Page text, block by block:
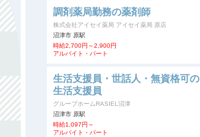
調剤薬局勤務の薬剤師
株式会社アイセイ薬局 アイセイ薬局 原店
沼津市 原駅
時給2,700円～2,900円
アルバイト・パート
生活支援員・世話人・無資格可の
生活支援員
グループホームRASIEL沼津
沼津市 原駅
時給1,097円～
アルバイト・パート